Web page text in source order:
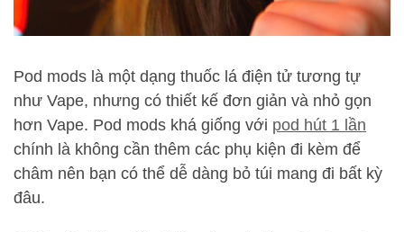
Pod mods là một dạng thuốc lá điện tử tương tự
như Vape, nhưng có thiết kế đơn giản và nhỏ gọn
hơn Vape. Pod mods khá giống với pod hút 1 lần
chính là không cần thêm các phụ kiện đi kèm để
châm nên bạn có thể dễ dàng bỏ túi mang đi bất kỳ
đâu.